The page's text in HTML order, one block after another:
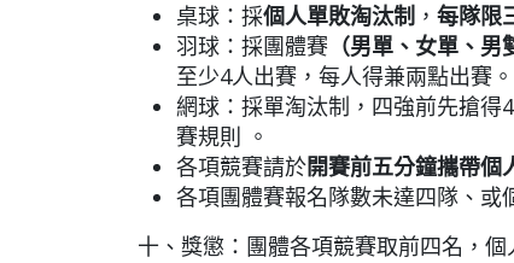
桌球：採個人單敗淘汰制 ， 每隊限
羽球：採團體賽 （男單、女單、男
至少4人出賽，每人得兼兩點出賽。
網球：採單淘汰制，四強前先搶
賽規則 。
各項競賽請於開賽前五分鐘攜帶個
各項團體賽報名隊數未達四隊、或
十、獎懲：團體各項競賽取前四名，